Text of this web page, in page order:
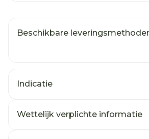
Beschikbare
Indicatie
Wettelijk verplichte informatie